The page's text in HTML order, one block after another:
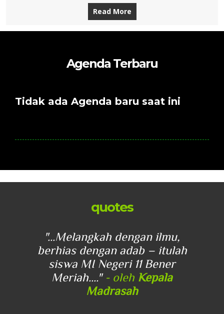
Read More
Agenda Terbaru
Tidak ada Agenda baru saat ini
quotes
"...Melangkah dengan ilmu,
berhias dengan adab – itulah
siswa MI Negeri 11 Bener
Meriah...." - oleh Kepala
Madrasah